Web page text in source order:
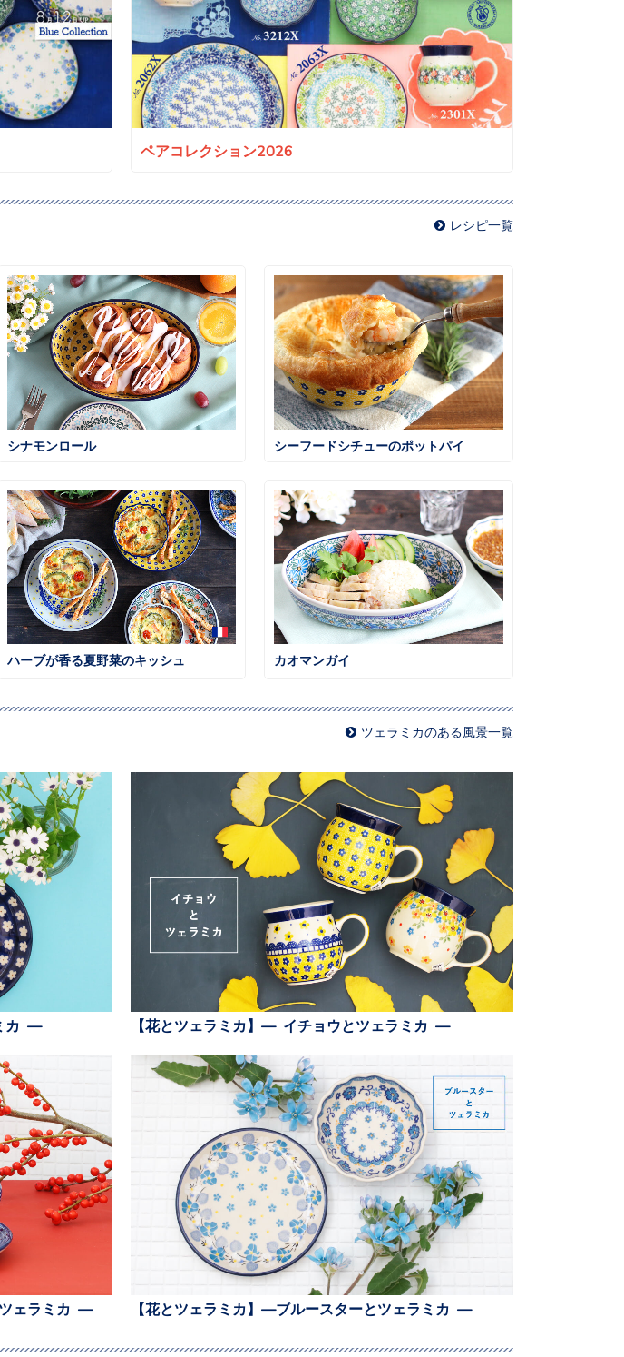
ペアコレクション2026
レシピ一覧
シナモンロール シーフードシチューのポットパイ
ハーブが香る夏野菜のキッシュ カオマンガイ
ツェラミカのある風景一覧
カ — 【花とツェラミカ】— イチョウとツェラミカ —
ツェラミカ — 【花とツェラミカ】—ブルースターとツェラミカ —